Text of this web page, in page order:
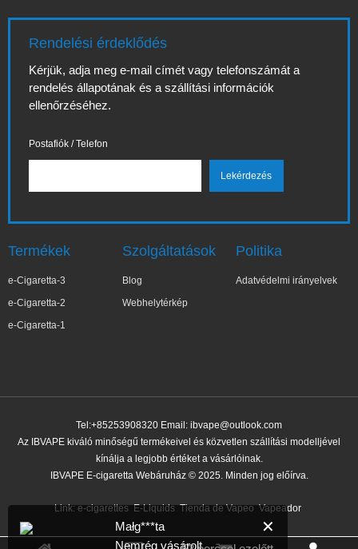
Rendelési érdeklődés
Kérjük, adja meg e-mail címét vagy telefonszámát a
rendelés állapotának és a szállítási információk
ellenőrzéséhez.
Postafiók / Telefon
Termékek
e-Cigaretta-3
e-Cigaretta-2
e-Cigaretta-1
Szolgáltatások
Blog
Webhelytérkép
Politika
Adatvédelmi irányelvek
Tel:+85253908320 Email: ibvape@outlook.com
Az IBVAPE kiváló minőségű termékeivel és közvetlen szállítási modelljével
kínálja a legjobb értéket a vásárlóinak.
IBVAPE E-cigaretta Webáruház © 2025. Minden jog előírva.
Link: e-cigarettes E-Liquids Tienda de Vapeo Vapeador
✕
Małg***ta
Nemrég vásárolt